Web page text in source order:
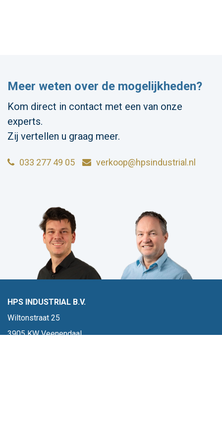
Meer weten over de mogelijkheden?
Kom direct in contact met een van onze
experts.
Zij vertellen u graag meer.
033 277 49 05 verkoop@hpsindustrial.nl
HPS INDUSTRIAL B.V.
Wiltonstraat 25
3905 KW Veenendaal